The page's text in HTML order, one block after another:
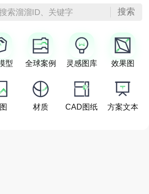
索溜溜ID、关键字 搜索
型 全球案例 灵感图库 效果图
材质 CAD图纸 方案文本